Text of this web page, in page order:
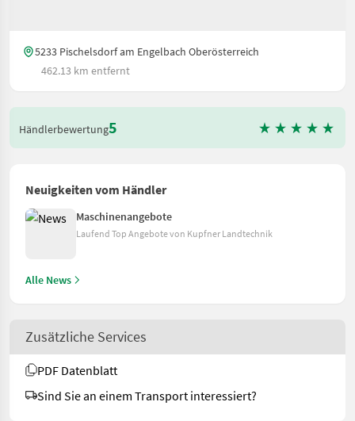
5233 Pischelsdorf am Engelbach Oberösterreich
462.13 km entfernt
Händlerbewertung5
Neuigkeiten vom Händler
Maschinenangebote
Laufend Top Angebote von Kupfner Landtechnik
Alle News
Zusätzliche Services
PDF Datenblatt
Sind Sie an einem Transport interessiert?